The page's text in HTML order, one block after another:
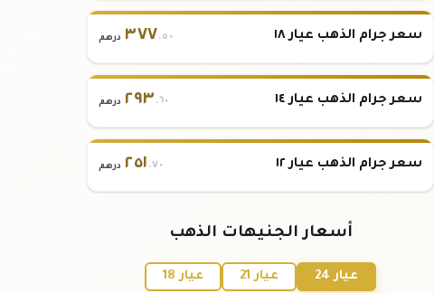
سعر جرام الذهب عيار ١٨ ٣٧٧ .٥٠ درهم
سعر جرام الذهب عيار ١٤ ٢٩٣ .٦٠ درهم
سعر جرام الذهب عيار ١٢ ٢٥١ .٧٠ درهم
أسعار الجنيهات الذهب
عيار 24 عيار 21 عيار 18